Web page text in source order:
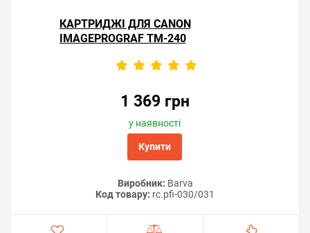
КАРТРИДЖІ ДЛЯ CANON
IMAGEPROGRAF TM-240
1 369 грн
у наявності
Купити
Виробник: Barva
Код товару: rc.pfi-030/031